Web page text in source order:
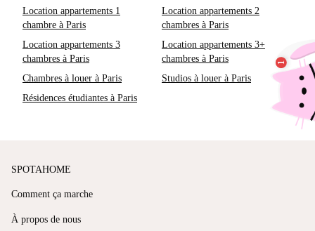
Location appartements 1
chambre à Paris
Location appartements 2
chambres à Paris
Location appartements 3
chambres à Paris
Location appartements 3+
chambres à Paris
Chambres à louer à Paris
Studios à louer à Paris
Résidences étudiantes à Paris
SPOTAHOME
Comment ça marche
À propos de nous